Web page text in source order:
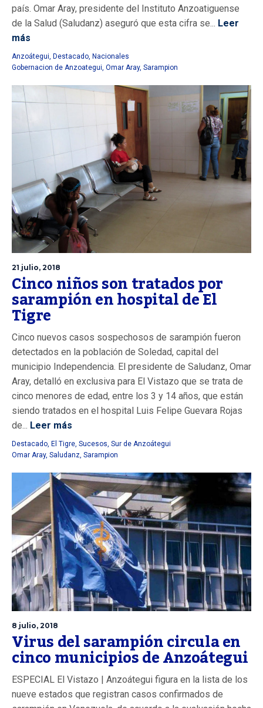
país. Omar Aray, presidente del Instituto Anzoatiguense
de la Salud (Saludanz) aseguró que esta cifra se... Leer
más
Anzoátegui, Destacado, Nacionales
Gobernacion de Anzoategui, Omar Aray, Sarampion
21 julio, 2018
Cinco niños son tratados por
sarampión en hospital de El
Tigre
Cinco nuevos casos sospechosos de sarampión fueron
detectados en la población de Soledad, capital del
municipio Independencia. El presidente de Saludanz, Omar
Aray, detalló en exclusiva para El Vistazo que se trata de
cinco menores de edad, entre los 3 y 14 años, que están
siendo tratados en el hospital Luis Felipe Guevara Rojas
de... Leer más
Destacado El Tigre Sucesos Sur de Anzoátegui
Omar Aray, Saludanz Sarampion
8 julio, 2018
Virus del sarampión circula en
cinco municipios de Anzoátegui
ESPECIAL El Vistazo | Anzoátegui figura en la lista de los
nueve estados que registran casos confirmados de